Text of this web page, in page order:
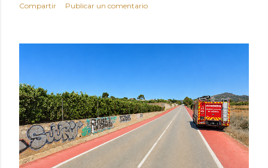
Compartir Publicar un comentario